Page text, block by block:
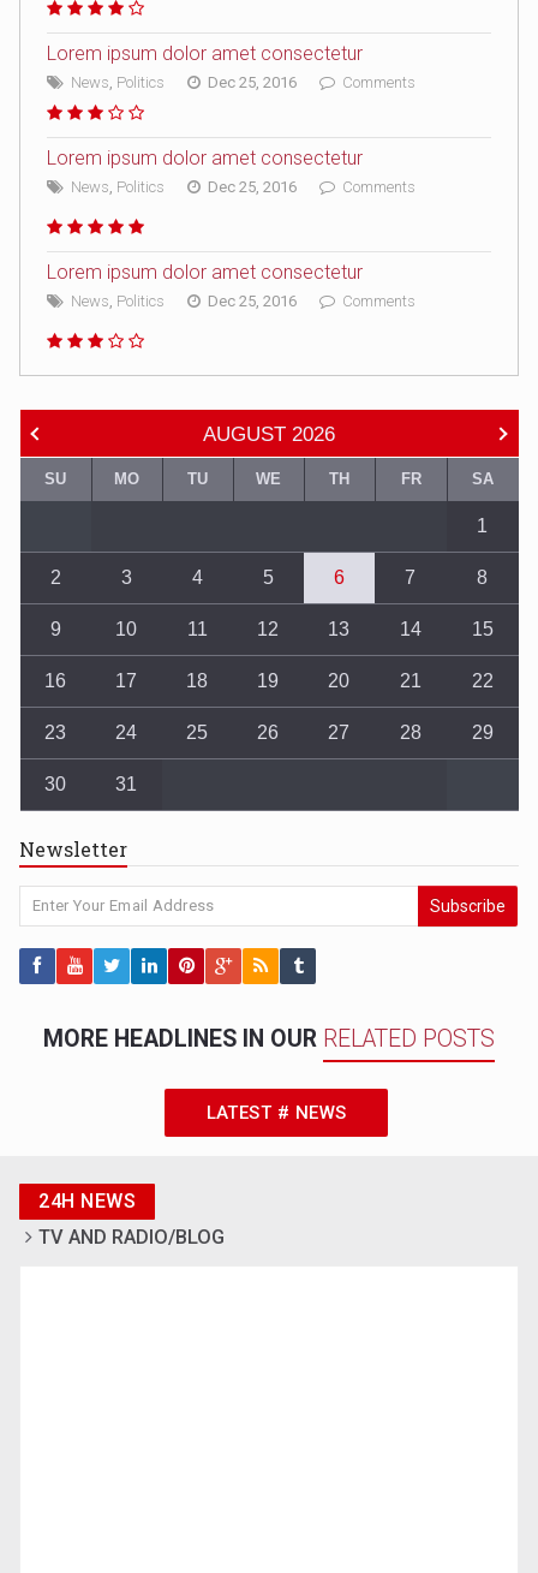
Lorem ipsum dolor amet consectetur
News Politics Dec 25, 2016 Comments
Lorem ipsum dolor amet consectetur
News Politics Dec 25, 2016 Comments
Lorem ipsum dolor amet consectetur
News Politics Dec 25, 2016 Comments
AUGUST 2026
SU MO TU WE TH FR SA
1
2 3 4 5 6 7 8
9 10 11 12 13 14 15
16 17 18 19 20 21 22
23 24 25 26 27 28 29
30 31
Newsletter
Subscribe
MORE HEADLINES IN OUR RELATED POSTS
LATEST # NEWS
24H NEWS
TV AND RADIO/BLOG